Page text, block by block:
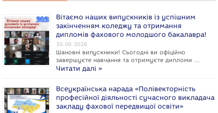
Вітаємо наших випускників із успішним
закінченням коледжу та отримання
дипломів фахового молодшого бакалавра!
30.06.2026
Шановні випускники! Сьогодні ви офіційно
завершуєте навчання та отримуєте дипломи …
Читати далі »
Всеукраїнська нарада «Полівекторність
професійної діяльності сучасного викладача
закладу фахової передвищої освіти»